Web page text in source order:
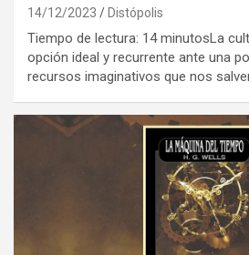
14/12/2023 Distópolis
Tiempo de lectura: 14 minutosLa
opción ideal y recurrente ante una
recursos imaginativos que nos